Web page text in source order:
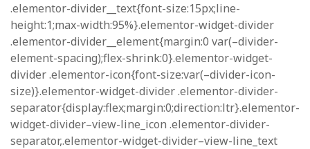
.elementor-divider__text{font-size:15px;line-
height:1;max-width:95%}.elementor-widget-divider
.elementor-divider__element{margin:0 var(–divider-
element-spacing);flex-shrink:0}.elementor-widget-
divider .elementor-icon{font-size:var(–divider-icon-
size)}.elementor-widget-divider .elementor-divider-
separator{display:flex;margin:0;direction:ltr}.elementor-
widget-divider–view-line_icon .elementor-divider-
separator,.elementor-widget-divider–view-line_text